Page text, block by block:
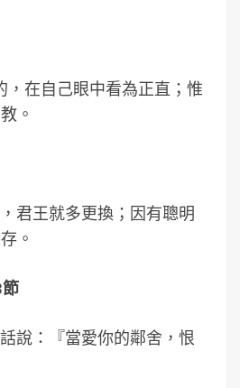
，在自己眼中看為正直；惟
。
君王就多更換；因有聰明
。
說：『當愛你的鄰舍，恨